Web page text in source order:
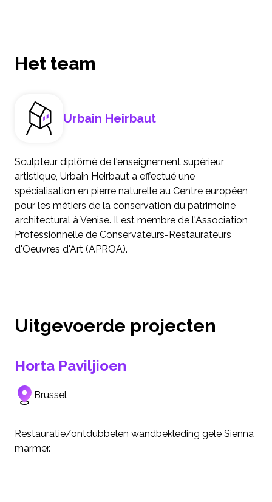
Het team
Urbain Heirbaut
Sculpteur diplômé de l'enseignement supérieur
artistique, Urbain Heirbaut a effectué une
spécialisation en pierre naturelle au Centre européen
pour les métiers de la conservation du patrimoine
architectural à Venise. Il est membre de l'Association
Professionnelle de Conservateurs-Restaurateurs
d'Oeuvres d'Art (APROA).
Uitgevoerde projecten
Horta Paviljioen
Brussel
Restauratie/ontdubbelen wandbekleding gele Sienna
marmer.